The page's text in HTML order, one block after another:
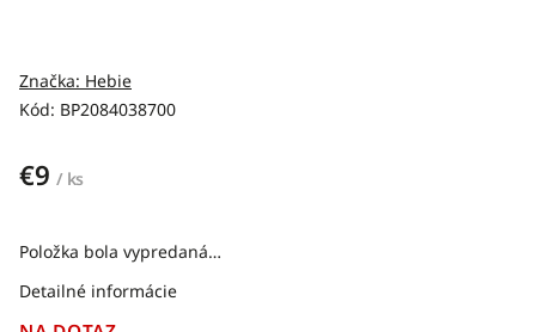
Kód: BP2084038700
Značka: Hebie
€9 / ks
Položka bola vypredaná…
Detailné informácie